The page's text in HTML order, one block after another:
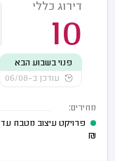
דירוג כללי
10
פנוי בשבוע הבא
עודכן ב-06/08
מחירים:
פרויקט עיצוב מטבח עד 20 מ"ר (מחיר כולל לכל התהליך)
₪